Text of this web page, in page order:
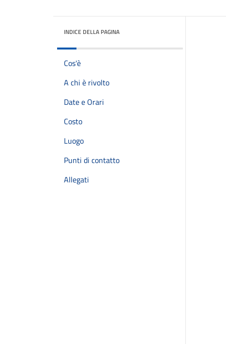
INDICE DELLA PAGINA
Cos'è
A chi è rivolto
Date e Orari
Costo
Luogo
Punti di contatto
Allegati